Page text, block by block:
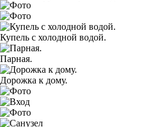
Купель с холодной водой.
Парная.
Дорожка к дому.